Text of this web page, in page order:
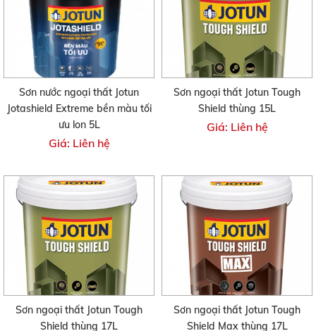
Sơn nước ngoại thất Jotun
Jotashield Extreme bền màu tối
ưu lon 5L
Giá: Liên hệ
Sơn ngoại thất Jotun Tough
Shield thùng 15L
Giá: Liên hệ
Sơn ngoại thất Jotun Tough
Shield thùng 17L
Sơn ngoại thất Jotun Tough
Shield Max thùng 17L